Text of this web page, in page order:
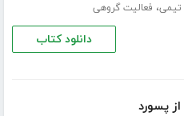
تیمی، فعالیت گروهی
دانلود کتاب
پسورد